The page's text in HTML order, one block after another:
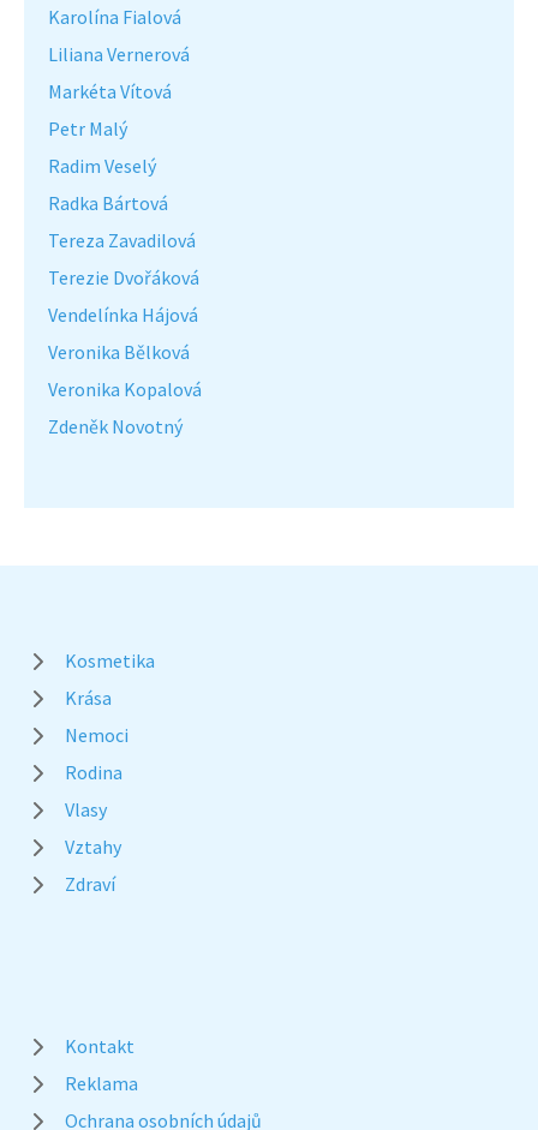
Karolína Fialová
Liliana Vernerová
Markéta Vítová
Petr Malý
Radim Veselý
Radka Bártová
Tereza Zavadilová
Terezie Dvořáková
Vendelínka Hájová
Veronika Bělková
Veronika Kopalová
Zdeněk Novotný
Kosmetika
Krása
Nemoci
Rodina
Vlasy
Vztahy
Zdraví
Kontakt
Reklama
Ochrana osobních údajů